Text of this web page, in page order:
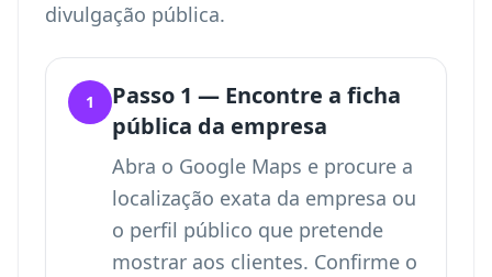
divulgação pública.
1
Passo 1 — Encontre a ficha
pública da empresa
Abra o Google Maps e procure a
localização exata da empresa ou
o perfil público que pretende
mostrar aos clientes. Confirme o